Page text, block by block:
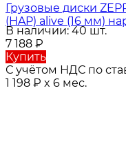
Грузовые диски
(HAP) alive (16 мм)
В наличии: 40 шт.
7 188 ₽
Купить
С учётом НДС по
1 198 ₽ x 6 мес.